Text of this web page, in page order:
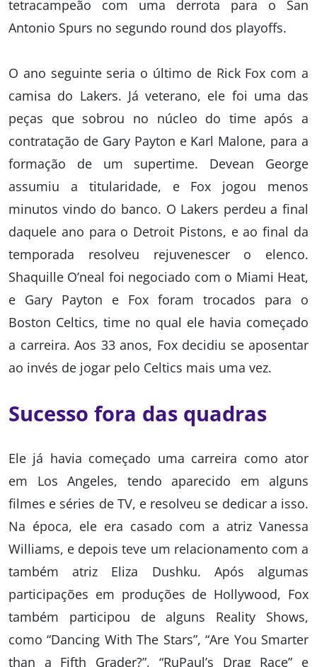
tetracampeão com uma derrota para o San
Antonio Spurs no segundo round dos playoffs.
O ano seguinte seria o último de Rick Fox com a
camisa do Lakers. Já veterano, ele foi uma das
peças que sobrou no núcleo do time após a
contratação de Gary Payton e Karl Malone, para a
formação de um supertime. Devean George
assumiu a titularidade, e Fox jogou menos
minutos vindo do banco. O Lakers perdeu a final
daquele ano para o Detroit Pistons, e ao final da
temporada resolveu rejuvenescer o elenco.
Shaquille O’neal foi negociado com o Miami Heat,
e Gary Payton e Fox foram trocados para o
Boston Celtics, time no qual ele havia começado
a carreira. Aos 33 anos, Fox decidiu se aposentar
ao invés de jogar pelo Celtics mais uma vez.
Sucesso fora das quadras
Ele já havia começado uma carreira como ator
em Los Angeles, tendo aparecido em alguns
filmes e séries de TV, e resolveu se dedicar a isso.
Na época, ele era casado com a atriz Vanessa
Williams, e depois teve um relacionamento com a
também atriz Eliza Dushku. Após algumas
participações em produções de Hollywood, Fox
também participou de alguns Reality Shows,
como “Dancing With The Stars”, “Are You Smarter
than a Fifth Grader?”, “RuPaul’s Drag Race” e